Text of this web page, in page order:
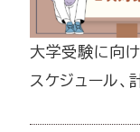
大学受験に向
スケジュール